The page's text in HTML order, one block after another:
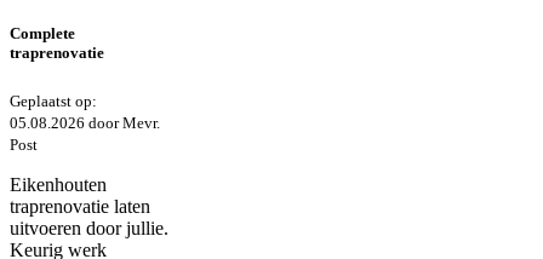
Complete
traprenovatie
Geplaatst op:
05.08.2026 door Mevr.
Post
Eikenhouten
traprenovatie laten
uitvoeren door jullie.
Keurig werk